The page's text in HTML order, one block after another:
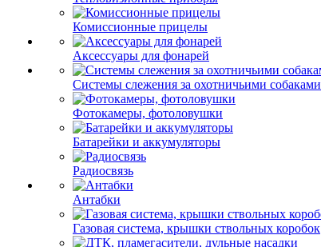
Комиссионные прицелы
Аксессуары для фонарей
Системы слежения за охотничьими собаками
Фотокамеры, фотоловушки
Батарейки и аккумуляторы
Радиосвязь
Антабки
Газовая система, крышки ствольных коробок